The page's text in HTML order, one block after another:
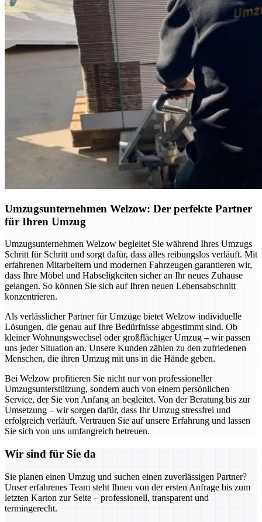
Umzugsunternehmen Welzow: Der perfekte Partner
für Ihren Umzug
Umzugsunternehmen Welzow begleitet Sie während Ihres Umzugs
Schritt für Schritt und sorgt dafür, dass alles reibungslos verläuft. Mit
erfahrenen Mitarbeitern und modernen Fahrzeugen garantieren wir,
dass Ihre Möbel und Habseligkeiten sicher an Ihr neues Zuhause
gelangen. So können Sie sich auf Ihren neuen Lebensabschnitt
konzentrieren.
Als verlässlicher Partner für Umzüge bietet Welzow individuelle
Lösungen, die genau auf Ihre Bedürfnisse abgestimmt sind. Ob
kleiner Wohnungswechsel oder großflächiger Umzug – wir passen
uns jeder Situation an. Unsere Kunden zählen zu den zufriedenen
Menschen, die ihren Umzug mit uns in die Hände geben.
Bei Welzow profitieren Sie nicht nur von professioneller
Umzugsunterstützung, sondern auch von einem persönlichen
Service, der Sie von Anfang an begleitet. Von der Beratung bis zur
Umsetzung – wir sorgen dafür, dass Ihr Umzug stressfrei und
erfolgreich verläuft. Vertrauen Sie auf unsere Erfahrung und lassen
Sie sich von uns umfangreich betreuen.
Wir sind für Sie da
Sie planen einen Umzug und suchen einen zuverlässigen Partner?
Unser erfahrenes Team steht Ihnen von der ersten Anfrage bis zum
letzten Karton zur Seite – professionell, transparent und
termingerecht.